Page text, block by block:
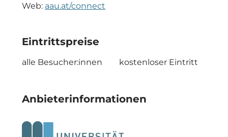
Web: aau.at/connect
Eintrittspreise
alle Besucher:innen kostenloser Eintritt
Anbieterinformationen